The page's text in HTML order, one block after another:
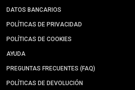
DATOS BANCARIOS
POLÍTICAS DE PRIVACIDAD
POLÍTICAS DE COOKIES
AYUDA
PREGUNTAS FRECUENTES (FAQ)
POLÍTICAS DE DEVOLUCIÓN